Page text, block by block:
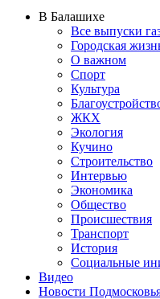
В Балашихе
Все выпуски
Городская
О важном
Спорт
Культура
ЖКХ
Экология
Кучино
Строительство
Интервью
Экономика
Общество
Происшествия
Транспорт
История
Социальные
Видео
Новости